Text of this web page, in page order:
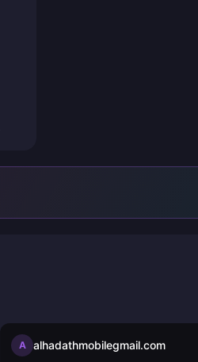
A alhadathmobilegmail.com